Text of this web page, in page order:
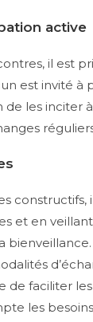
active
il est
est invité
les inciter
et en
de faciliter
les